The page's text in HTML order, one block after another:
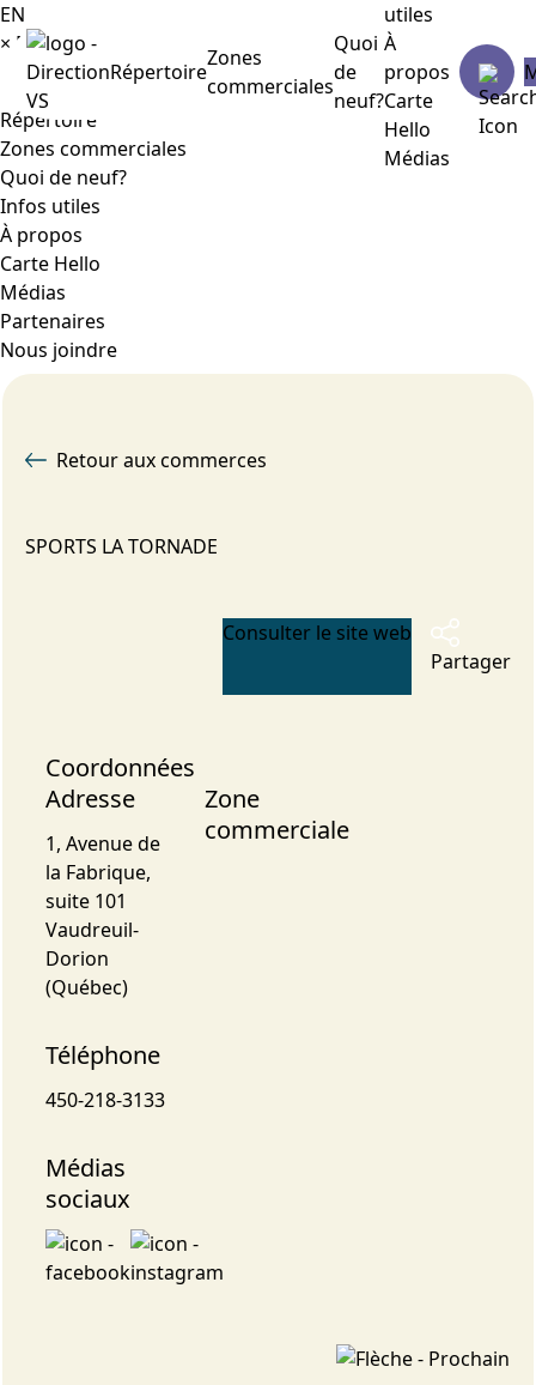
Répertoire
Zones
commerciales
Quoi
de
neuf?
utiles
À
propos
Carte
Hello
Médias
EN
× Menu
Répertoire
Zones commerciales
Quoi de neuf?
Infos utiles
À propos
Carte Hello
Médias
Partenaires
Nous joindre
Retour aux commerces
SPORTS LA TORNADE
Consulter le site web
Partager
Coordonnées
Adresse
1, Avenue de
la Fabrique,
suite 101
Vaudreuil-
Dorion
(Québec)
Téléphone
450-218-3133
Médias
sociaux
Zone
commerciale